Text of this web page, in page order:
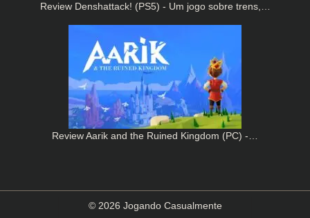
Review Denshattack! (PS5) - Um jogo sobre trens,…
Review Aarik and the Ruined Kingdom (PC) -…
© 2026 Jogando Casualmente